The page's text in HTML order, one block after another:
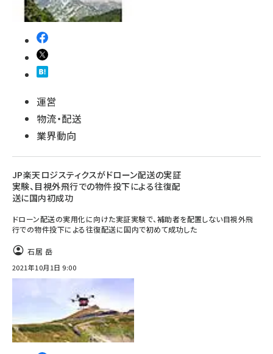
運営
物流・配送
業界動向
JP楽天ロジスティクスがドローン配送の実証
実験、目視外飛行での物件投下による往復配
送に国内初成功
ドローン配送の実用化に向けた実証実験で、補助者を配置しない目視外飛
行での物件投下による往復配送に国内で初めて成功した
石居 岳
2021年10月1日 9:00